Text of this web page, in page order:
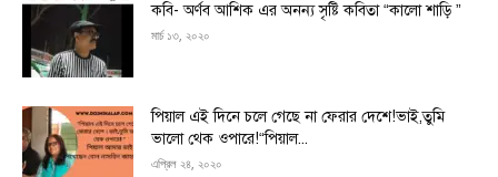
কবি- অর্ণব আশিক এর অনন্য সৃষ্টি কবিতা “কালো শাড়ি ”
মার্চ ১৩, ২০২০
পিয়াল এই দিনে চলে গেছে না ফেরার দেশে!ভাই,তুমি
ভালো থেক ওপারে!“পিয়াল...
এপ্রিল ২৪, ২০২০